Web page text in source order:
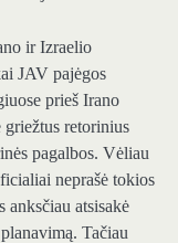
ir Izraelio
JAV pajėgos
prieš Irano
retorinius
pagalbos. Vėliau
neprašė tokios
anksčiau atsisakė
Tačiau